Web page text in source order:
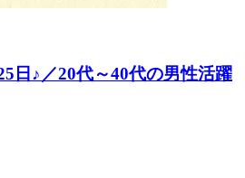
日♪／20代～40代の男性活躍